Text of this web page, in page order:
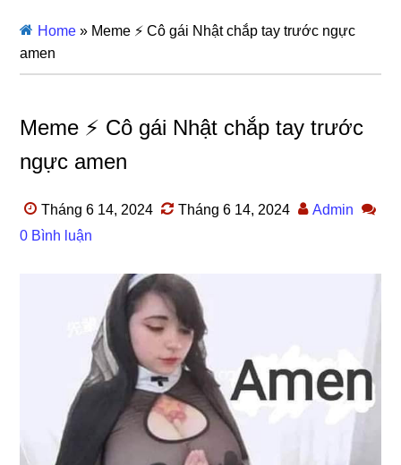
Home » Meme ⚡ Cô gái Nhật chắp tay trước ngực
amen
Meme ⚡ Cô gái Nhật chắp tay trước
ngực amen
Tháng 6 14, 2024 Tháng 6 14, 2024
Admin
0 Bình luận